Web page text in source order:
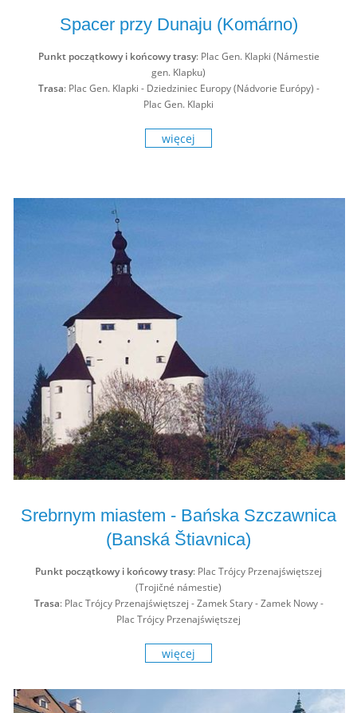
Spacer przy Dunaju (Komárno)
Punkt początkowy i końcowy trasy: Plac Gen. Klapki (Námestie
gen. Klapku)
Trasa: Plac Gen. Klapki - Dziedziniec Europy (Nádvorie Európy) -
Plac Gen. Klapki
więcej
Srebrnym miastem - Bańska Szczawnica
(Banská Štiavnica)
Punkt początkowy i końcowy trasy: Plac Trójcy Przenajświętszej
(Trojičné námestie)
Trasa: Plac Trójcy Przenajświętszej - Zamek Stary - Zamek Nowy -
Plac Trójcy Przenajświętszej
więcej